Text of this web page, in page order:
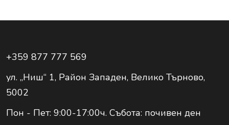
+359 877 777 569
ул. „Ниш“ 1, Район Западен, Велико Търново,
5002
Пон - Пет: 9:00-17:00ч. Събота: почивен ден